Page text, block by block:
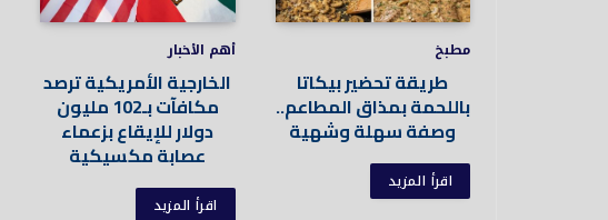
مطبخ
طريقة تحضير بيكاتا
باللحمة بمذاق المطاعم..
وصفة سهلة وشهية
اقرأ المزيد
أهم الأخبار
الخارجية الأمريكية ترصد
مكافآت بـ102 مليون
دولار للإيقاع بزعماء
عصابة مكسيكية
اقرأ المزيد